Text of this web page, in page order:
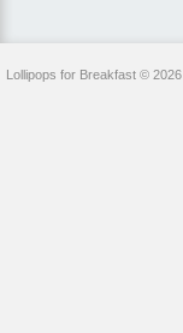
Lollipops for Breakfast © 2026